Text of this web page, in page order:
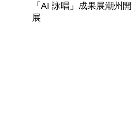
「AI 詠唱」成果展潮州開
展